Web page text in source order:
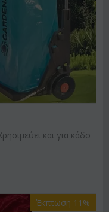
και για κάδο
Έκπτωση 11%